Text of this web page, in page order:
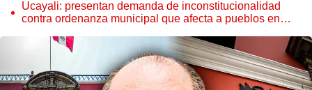
Ucayali: presentan demanda de inconstitucionalidad
contra ordenanza municipal que afecta a pueblos en